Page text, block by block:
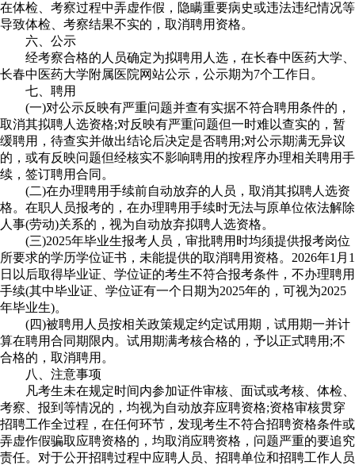
在体检、考察过程中弄虚作假，隐瞒重要病史或违法违纪情况等
导致体检、考察结果不实的，取消聘用资格。
六、公示
经考察合格的人员确定为拟聘用人选，在长春中医药大学、
长春中医药大学附属医院网站公示，公示期为7个工作日。
七、聘用
(一)对公示反映有严重问题并查有实据不符合聘用条件的，
取消其拟聘人选资格;对反映有严重问题但一时难以查实的，暂
缓聘用，待查实并做出结论后决定是否聘用;对公示期满无异议
的，或有反映问题但经核实不影响聘用的按程序办理相关聘用手
续，签订聘用合同。
(二)在办理聘用手续前自动放弃的人员，取消其拟聘人选资
格。在职人员报考的，在办理聘用手续时无法与原单位依法解除
人事(劳动)关系的，视为自动放弃拟聘人选资格。
(三)2025年毕业生报考人员，审批聘用时均须提供报考岗位
所要求的学历学位证书，未能提供的取消聘用资格。2026年1月1
日以后取得毕业证、学位证的考生不符合报考条件，不办理聘用
手续(其中毕业证、学位证有一个日期为2025年的，可视为2025
年毕业生)。
(四)被聘用人员按相关政策规定约定试用期，试用期一并计
算在聘用合同期限内。试用期满考核合格的，予以正式聘用;不
合格的，取消聘用。
八、注意事项
凡考生未在规定时间内参加证件审核、面试或考核、体检、
考察、报到等情况的，均视为自动放弃应聘资格;资格审核贯穿
招聘工作全过程，在任何环节，发现考生不符合招聘资格条件或
弄虚作假骗取应聘资格的，均取消应聘资格，问题严重的要追究
责任。对于公开招聘过程中应聘人员、招聘单位和招聘工作人员